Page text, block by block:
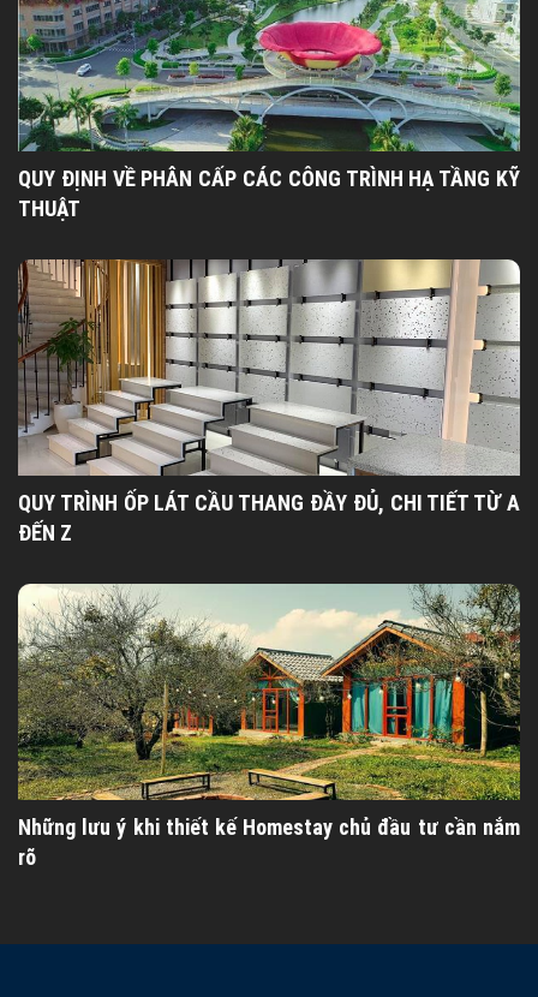
QUY ĐỊNH VỀ PHÂN CẤP CÁC CÔNG TRÌNH HẠ TẦNG KỸ
THUẬT
QUY TRÌNH ỐP LÁT CẦU THANG ĐẦY ĐỦ, CHI TIẾT TỪ A
ĐẾN Z
Những lưu ý khi thiết kế Homestay chủ đầu tư cần nắm
rõ